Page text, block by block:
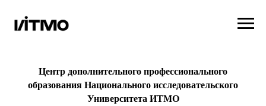
Центр дополнительного профессионального
образования Национального исследовательского
Университета ИТМО